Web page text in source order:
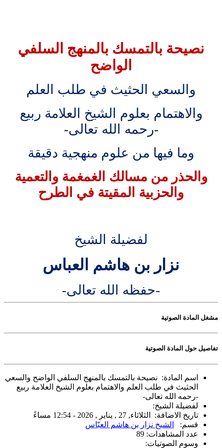
نصيحة بالتمسك بالمنهج السلفي
الواضح
والسعي الحثيث في طلب العلم
والاهتمام بعلوم الشيخ العلامة ربيع
-رحمه الله تعالى-
وما فيها من علوم منهجية دقيقة
والحذر من مسالك الغمغمة والتعمية
والحزبية المقيتة في الطرح
لفضيلة الشيخ
نزار بن هاشم العباس
-حفظه الله تعالى-
مشغل المادة الصوتية
تفاصيل حول المادة الصوتية
اسم المادة: نصيحة بالتمسك بالمنهج السلفي الواضح والسعي
الحثيث في طلب العلم والاهتمام بعلوم الشيخ العلامة ربيع
-رحمه الله تعالى-
لفضيلة الشيخ:
تاريخ الاضافة:
الثلاثاء, 27 , يناير , 2026 - 12:54 مساءً
قسم:
الشيخ نزار بن هاشم العبّاس
عدد المشاهدات: 89
وسوم الصوتيات: